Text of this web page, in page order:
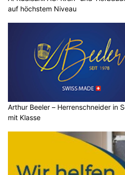
auf höchstem Niveau
Arthur Beeler – Herrenschneider in
mit Klasse